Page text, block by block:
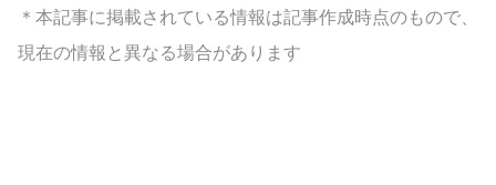
＊本記事に掲載されている情報は記事作成時点のもので、
現在の情報と異なる場合があります